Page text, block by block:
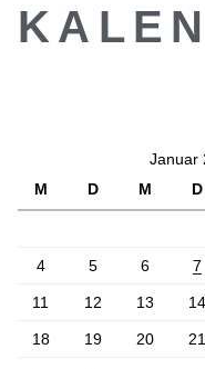
Januar
M
D M D
4 5 6 7
11 12 13 14
18 19 20 21